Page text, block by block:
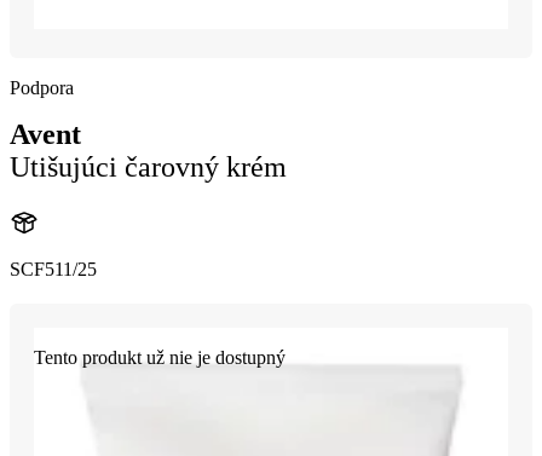
Podpora
Avent
Utišujúci čarovný krém
SCF511/25
Tento produkt už nie je dostupný